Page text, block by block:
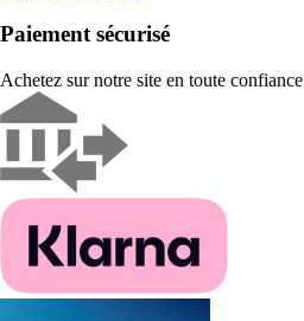
Paiement sécurisé
Achetez sur notre site en toute confiance